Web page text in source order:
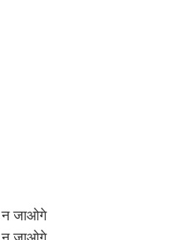
न जाओगे